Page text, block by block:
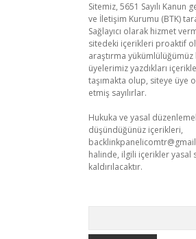
Sitemiz, 5651 Sayılı
ve İletişim Kurumu (BTK)
Sağlayıcı olarak hizmet
sitedeki içerikleri proaktif
araştırma
üyelerimiz yazdıkları
taşımakta olup, siteye üye
etmiş sayılırlar.
Hukuka ve yasal
düşündüğünüz içerikleri,
halinde, ilgili içerikler yasal
kaldırılacaktır.